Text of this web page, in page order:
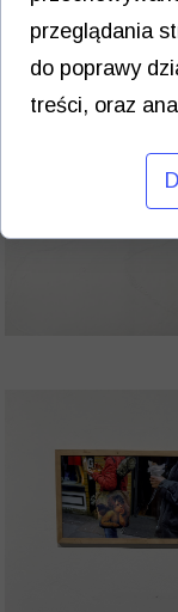
przeglądania
do poprawy
treści, oraz